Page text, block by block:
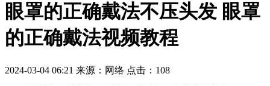
​眼罩的正确戴法不压头发 眼罩
的正确戴法视频教程
2024-03-04 06:21 来源：网络 点击： 108